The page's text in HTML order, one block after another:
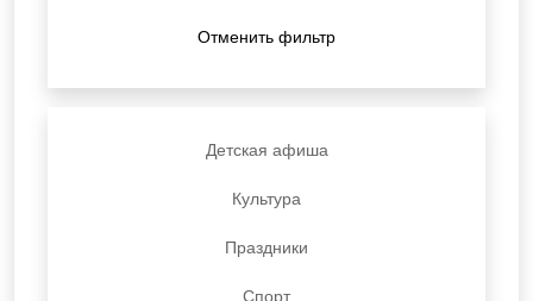
Отменить фильтр
Детская афиша
Культура
Праздники
Спорт